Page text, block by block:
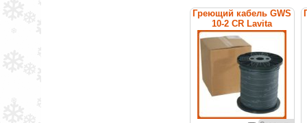
Греющий кабель GWS
10-2 CR Lavita